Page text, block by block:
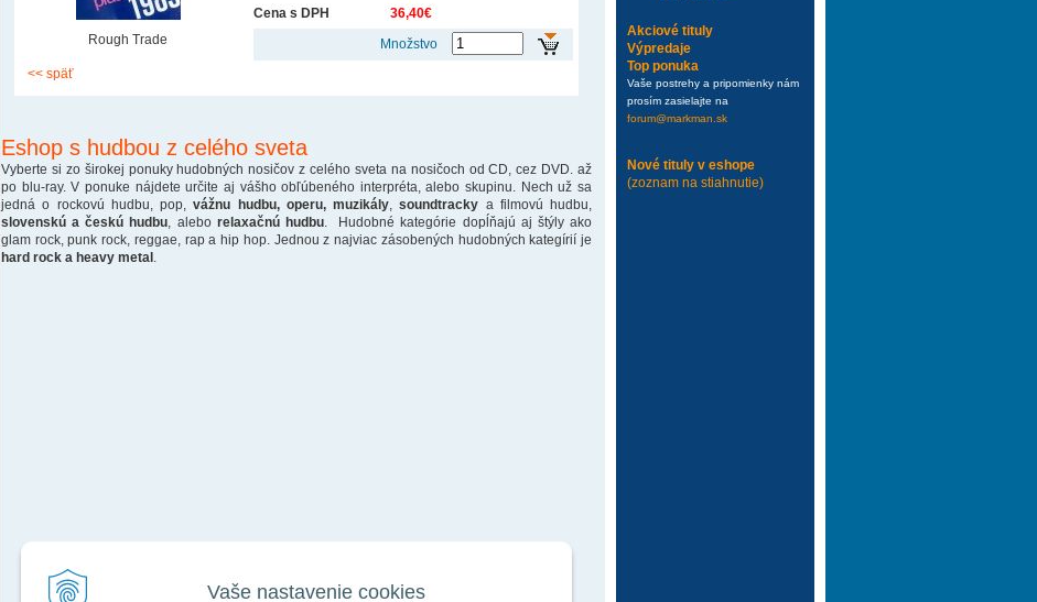
Vaše nastavenie cookies
Rough Trade
Cena s DPH
36,40€
Množstvo
<< späť
Eshop s hudbou z celého sveta
Vyberte si zo širokej ponuky hudobných nosičov z celého sveta na nosičoch od CD, cez DVD. až
po blu-ray. V ponuke nájdete určite aj vášho obľúbeného interpréta, alebo skupinu. Nech už sa
jedná o rockovú hudbu, pop,vážnu hudbu, operu, muzikály ,soundtracky a filmovú hudbu,
slovenskú a českú hudbu , alebo relaxačnú hudbu. Hudobné kategórie dopĺňajú aj štýly ako
glam rock, punk rock, reggae, rap a hip hop. Jednou z najviac zásobených hudobných kategírií je
hard rock a heavy metal
Akciové tituly
Výpredaje
Top ponuka
Vaše postrehy a pripomienky nám
prosím zasielajte na
forum@markman.sk
Nové tituly v eshope
(zoznam na stiahnutie)